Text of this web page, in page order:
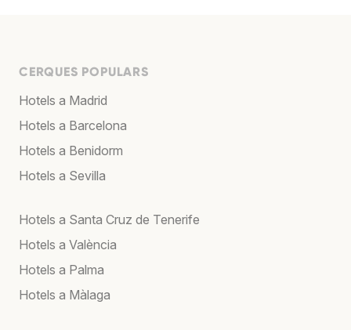
CERQUES POPULARS
Hotels a Madrid
Hotels a Barcelona
Hotels a Benidorm
Hotels a Sevilla
Hotels a Santa Cruz de Tenerife
Hotels a València
Hotels a Palma
Hotels a Màlaga